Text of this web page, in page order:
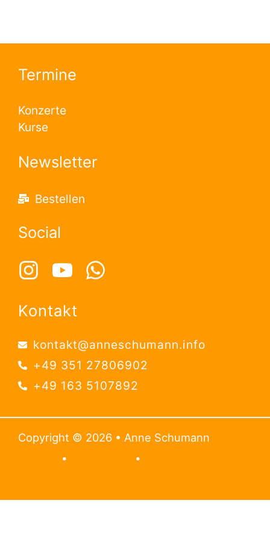
Termine
Konzerte
Kurse
Newsletter
Bestellen
Social
Kontakt
kontakt@anneschumann.info
+49 351 27806902
+49 163 5107892
Copyright © 2026 • Anne Schumann
• •